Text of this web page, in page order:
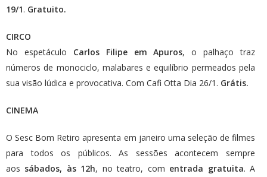
19/1. Gratuito.
CIRCO
No espetáculo Carlos Filipe em Apuros, o palhaço traz
números de monociclo, malabares e equilíbrio permeados pela
sua visão lúdica e provocativa. Com Cafi Otta Dia 26/1. Grátis.
CINEMA
O Sesc Bom Retiro apresenta em janeiro uma seleção de filmes
para todos os públicos. As sessões acontecem sempre
aos sábados, às 12h, no teatro, com entrada gratuita. A